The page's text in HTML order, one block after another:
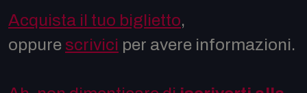
Acquista il tuo biglietto,
oppure scrivici per avere informazioni.